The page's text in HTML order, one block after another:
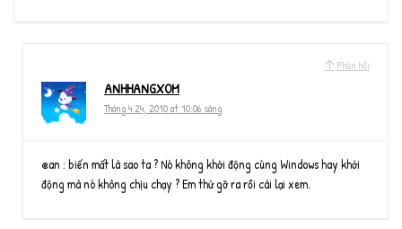
Phản hồi
ANHHANGXOM
Tháng 4 24, 2010 at 10:06 sáng
@an : biến mất là sao ta ? Nó không khởi động cùng Windows hay khởi
động mà nó không chịu chạy ? Em thử gỡ ra rồi cài lại xem.